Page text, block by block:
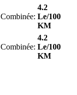
Combinée:
4.2
Le/100
KM
Combinée:
4.2
Le/100
KM